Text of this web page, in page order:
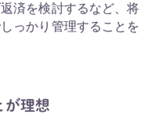
済を検討するなど、将
っかり管理することを
が理想